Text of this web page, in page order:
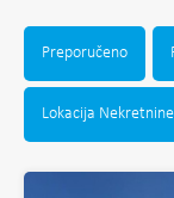
Preporučeno
Lokacija Nekretnine